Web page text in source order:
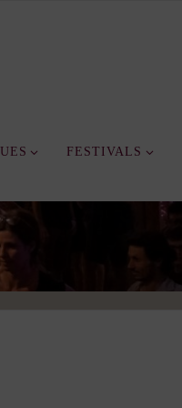
FESTIVALS